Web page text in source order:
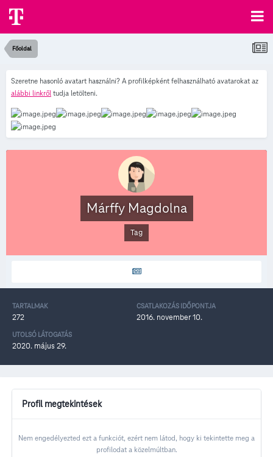
Főoldal
Szeretne hasonló avatart használni? A profilképként felhasználható avatarokat az
alábbi linkről tudja letölteni.
Márffy Magdolna
Tag
TARTALMAK
272
CSATLAKOZÁS IDŐPONTJA
2016. november 10.
UTOLSÓ LÁTOGATÁS
2020. május 29.
Profil megtekintések
Nem engedélyezted ezt a funkciót, ezért nem látod, hogy ki tekintette meg a
profilodat a közelmúltban.